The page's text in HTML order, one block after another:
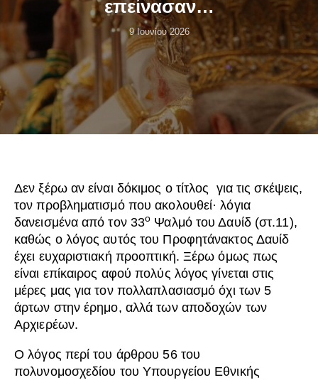
επείνασαν…
9 Ιουνίου 2026
Δεν ξέρω αν είναι δόκιμος ο τίτλος για τις σκέψεις,
τον προβληματισμό που ακολουθεί· λόγια
δανεισμένα από τον 33ο Ψαλμό του Δαυίδ (στ.11),
καθώς ο λόγος αυτός του Προφητάνακτος Δαυίδ
έχει ευχαριστιακή προοπτική. Ξέρω όμως πως
είναι επίκαιρος αφού πολύς λόγος γίνεται στις
μέρες μας για τον πολλαπλασιασμό όχι των 5
άρτων στην έρημο, αλλά των αποδοχών των
Αρχιερέων.
Ο λόγος περί του άρθρου 56 του
πολυνομοσχεδίου του Υπουργείου Εθνικής